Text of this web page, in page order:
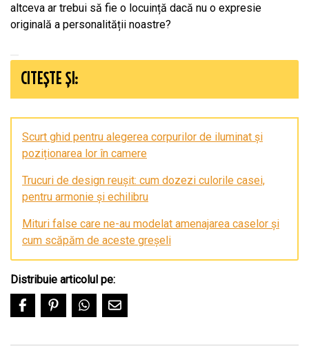
altceva ar trebui să fie o locuință dacă nu o expresie
originală a personalității noastre?
CITEȘTE ȘI:
Scurt ghid pentru alegerea corpurilor de iluminat și
poziționarea lor în camere
Trucuri de design reușit: cum dozezi culorile casei,
pentru armonie și echilibru
Mituri false care ne-au modelat amenajarea caselor și
cum scăpăm de aceste greșeli
Distribuie articolul pe: